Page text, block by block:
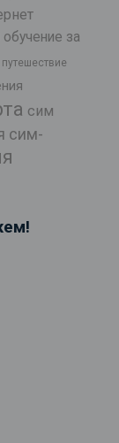
обучение за
путешествие
сим
сим-